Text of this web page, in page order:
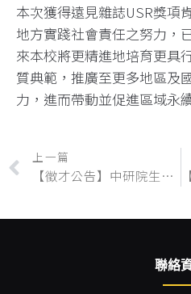
本次獲得遠見雜誌USR獎項
地方實踐社會責任之努力，
來本校將更精進地培育更具
質典範，推廣至更多地區及
力，進而帶動並促進區域永
上一篇
【徵才公告】中研院生多所 徵求「綠島長期社會生態核心觀測平台」計畫研究助理一名
聯絡